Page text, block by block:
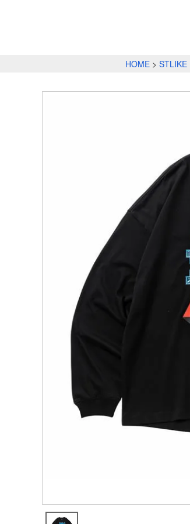
HOME STLIKE